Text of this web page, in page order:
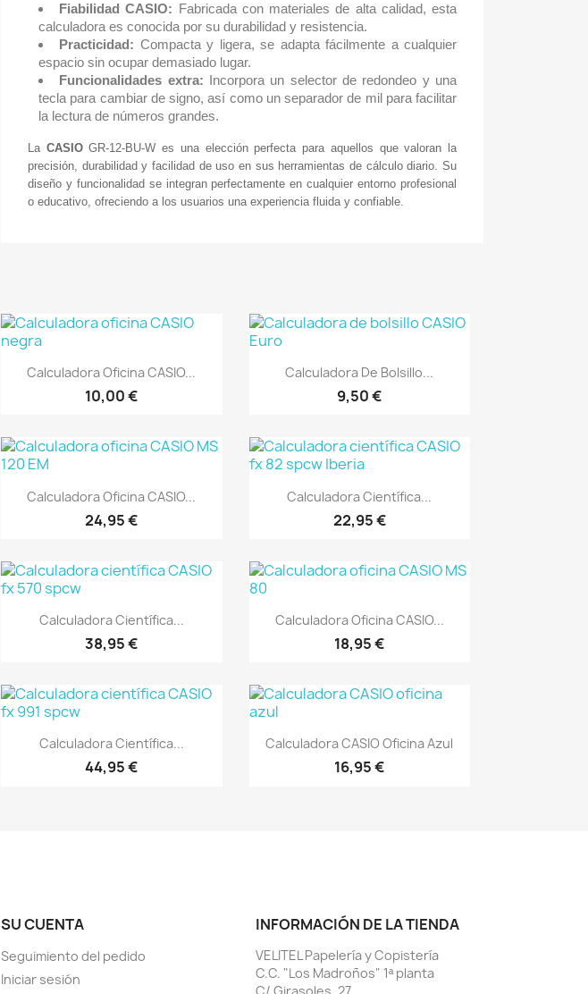
Fiabilidad CASIO: Fabricada con materiales de alta calidad, esta
calculadora es conocida por su durabilidad y resistencia.
Practicidad: Compacta y ligera, se adapta fácilmente a cualquier
espacio sin ocupar demasiado lugar.
Funcionalidades extra: Incorpora un selector de redondeo y una
tecla para cambiar de signo, así como un separador de mil para facilitar
la lectura de números grandes.
La CASIOGR-12-BU-W es una elección perfecta para aquellos que valoran la
precisión, durabilidad y facilidad de uso en sus herramientas de cálculo diario. Su
diseño y funcionalidad se integran perfectamente en cualquier entorno profesional
o educativo, ofreciendo a los usuarios una experiencia fluida y confiable.
Vista rápida
Calculadora Oficina CASIO...
10,00 €
Vista rápida
Calculadora De Bolsillo...
9,50 €
Vista rápida
Calculadora Oficina CASIO...
24,95 €
Vista rápida
Calculadora Científica...
22,95 €
Vista rápida
Calculadora Científica...
38,95 €
Vista rápida
Calculadora Oficina CASIO...
18,95 €
Vista rápida
Calculadora Científica...
44,95 €
Vista rápida
Calculadora CASIO Oficina Azul
16,95 €
SU CUENTA
Seguimiento del pedido
Iniciar sesión
INFORMACIÓN DE LA TIENDA
VELITEL Papelería y Copistería
C.C. "Los Madroños" 1ª planta
C/ Girasoles, 27